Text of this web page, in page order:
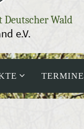
Deutscher Wald
e.V.
TERMINE